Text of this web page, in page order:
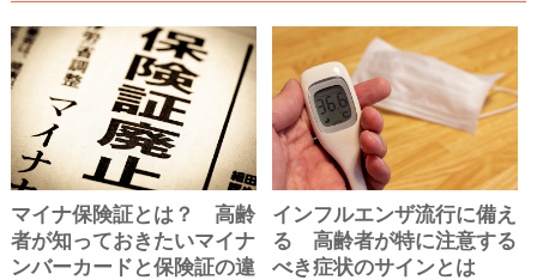
マイナ保険証とは？ 高齢
者が知っておきたいマイナ
ンバーカードと保険証の違
インフルエンザ流行に備え
る 高齢者が特に注意する
べき症状のサインとは